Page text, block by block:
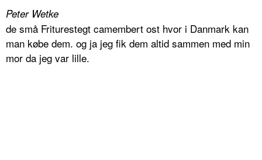
Peter Wetke
de små Friturestegt camembert ost hvor i Danmark kan
man købe dem. og ja jeg fik dem altid sammen med min
mor da jeg var lille.